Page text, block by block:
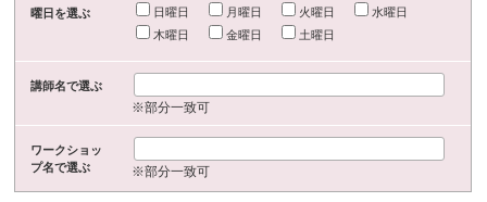
曜日を選ぶ 日曜日 月曜日 火曜日
水曜日
木曜日
金曜日 土曜日
講師名で選ぶ
※部分一致可
ワークショッ
プ名で選ぶ
※部分一致可